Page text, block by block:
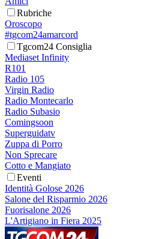
Rubriche
Oroscopo
#tgcom24amarcord
Tgcom24 Consiglia
Mediaset Infinity
R101
Radio 105
Virgin Radio
Radio Montecarlo
Radio Subasio
Comingsoon
Superguidatv
Zuppa di Porro
Non Sprecare
Cotto e Mangiato
Eventi
Identità Golose 2026
Salone del Risparmio 2026
Fuorisalone 2026
L'Artigiano in Fiera 2025